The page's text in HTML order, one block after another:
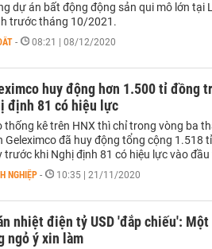
dự án bất động động sản qui mô lớn tại
trước tháng 10/2021.
- 08:21 | 08/12/2020
huy động hơn 1.500 tỉ đồng
định 81 có hiệu lực
thống kê trên HNX thì chỉ trong vòng ba
Geleximco đã huy động tổng cộng 1.518
trước khi Nghị định 81 có hiệu lực vào
NGHIỆP - 10:35 | 21/11/2020
nhiệt điện tỷ USD 'đắp chiếu':
ngỏ ý xin làm